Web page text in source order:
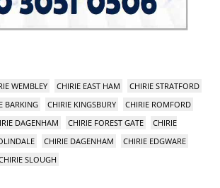
WEMBLEY CHIRIE EAST HAM
CHIRIE STRATFORD
BARKING CHIRIE KINGSBURY
CHIRIE ROMFORD
DAGENHAM CHIRIE FOREST GATE
CHIRIE
CHIRIE DAGENHAM
CHIRIE EDGWARE
SLOUGH